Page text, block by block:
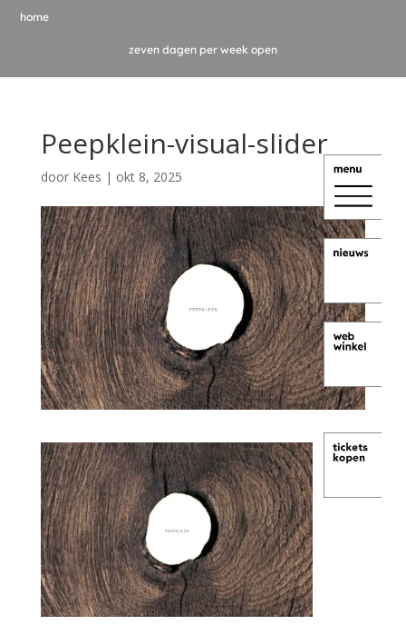
home
zeven dagen per week open
Peepklein-visual-slider
door Kees | okt 8, 2025